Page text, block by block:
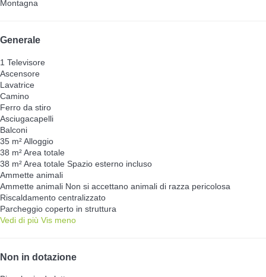
Montagna
Generale
1 Televisore
Ascensore
Lavatrice
Camino
Ferro da stiro
Asciugacapelli
Balconi
35 m² Alloggio
38 m² Area totale
38 m² Area totale Spazio esterno incluso
Ammette animali
Ammette animali Non si accettano animali di razza pericolosa
Riscaldamento centralizzato
Parcheggio coperto in struttura
Vedi di più Vis meno
Non in dotazione